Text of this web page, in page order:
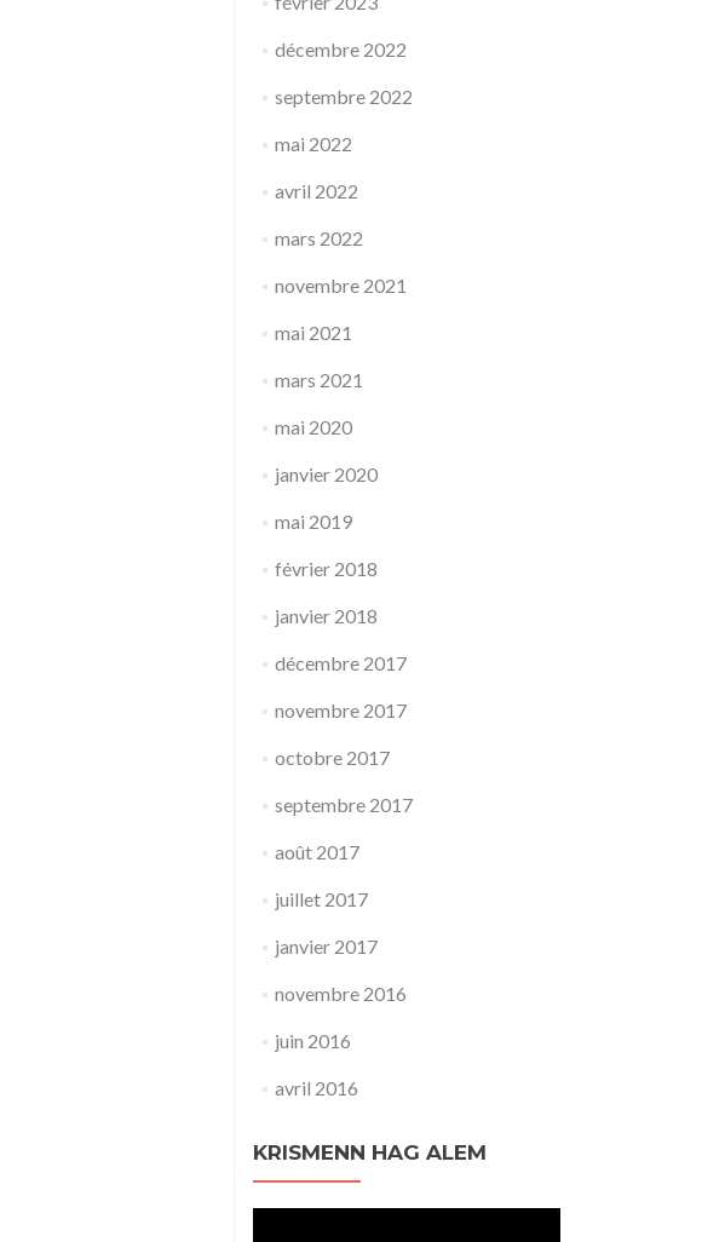
décembre 2022
septembre 2022
mai 2022
avril 2022
mars 2022
novembre 2021
mai 2021
mars 2021
mai 2020
janvier 2020
mai 2019
février 2018
janvier 2018
décembre 2017
novembre 2017
octobre 2017
septembre 2017
août 2017
juillet 2017
janvier 2017
novembre 2016
juin 2016
avril 2016
KRISMENN HAG ALEM